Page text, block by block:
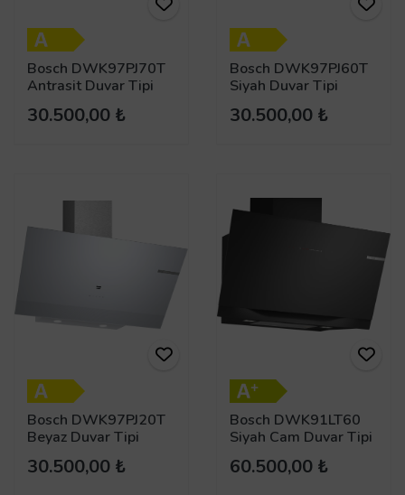
Bosch DWK97PJ70T
Antrasit Duvar Tipi
30.500,00 ₺
Bosch DWK97PJ60T
Siyah Duvar Tipi
30.500,00 ₺
Bosch DWK97PJ20T
Beyaz Duvar Tipi
30.500,00 ₺
Bosch DWK91LT60
Siyah Cam Duvar Tipi
60.500,00 ₺